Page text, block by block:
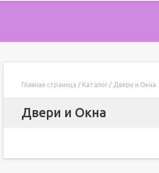
Главная страница / Каталог / Двери и Окна
Двери и Окна